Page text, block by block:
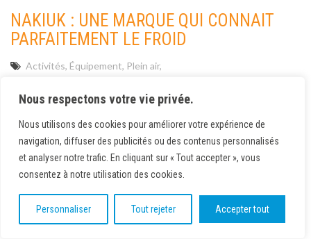
Nous respectons votre vie privée.
Nous utilisons des cookies pour améliorer votre expérience de
navigation, diffuser des publicités ou des contenus personnalisés
et analyser notre trafic. En cliquant sur « Tout accepter », vous
consentez à notre utilisation des cookies.
Personnaliser Tout rejeter Accepter tout
NAKIUK : UNE MARQUE QUI CONNAIT
PARFAITEMENT LE FROID
Activités Équipement Plein air
Québec, le 21 janvier 2017. C’est samedi et le ciel est d’un
bleu éclatant. La neige est éblouissante et le froid est
coupant. Vous avez un évènement prévu à l’extérieur, mais
vous hésitez à affronter le temps. Vos options : 1- Doubler
vos bottillons de deux ou trois paires de chaussettes de laine
tricotées serré […]